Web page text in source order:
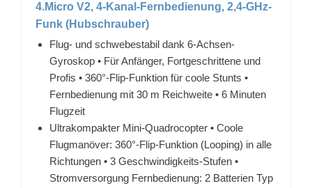
4.Micro V2, 4-Kanal-Fernbedienung, 2,4-GHz-
Funk (Hubschrauber)
Flug- und schwebestabil dank 6-Achsen-
Gyroskop • Für Anfänger, Fortgeschrittene und
Profis • 360°-Flip-Funktion für coole Stunts •
Fernbedienung mit 30 m Reichweite • 6 Minuten
Flugzeit
Ultrakompakter Mini-Quadrocopter • Coole
Flugmanöver: 360°-Flip-Funktion (Looping) in alle
Richtungen • 3 Geschwindigkeits-Stufen •
Stromversorgung Fernbedienung: 2 Batterien Typ